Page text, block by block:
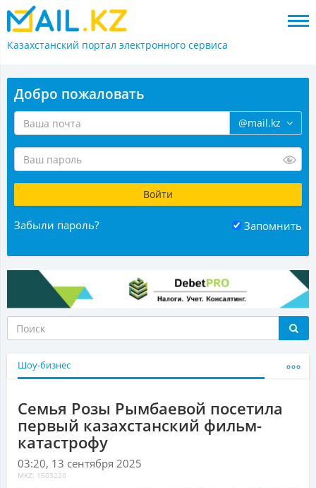
Казахстанский портал электронного сервиса
Добро пожаловать
@mail.kz
Забыли пароль? Запомнить
Шоу-бизнес
Семья Розы Рымбаевой посетила
первый казахстанский фильм-
катастрофу
03:20, 13 сентября 2025
MKZ: 1503220